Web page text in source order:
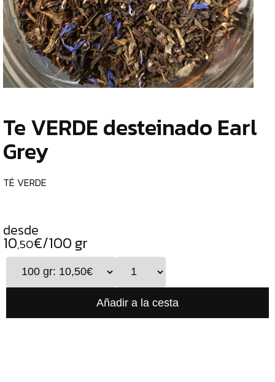
TIENDA
CHOCOLATES
ESPECIALES
ESPECIAS
TÉ
AZUL
OOLONG
TÉ
ROJO
TÉ
NEGRO
TÉ
Te VERDE desteinado Earl
Grey
TÉ VERDE
desde
10,50€/100 gr